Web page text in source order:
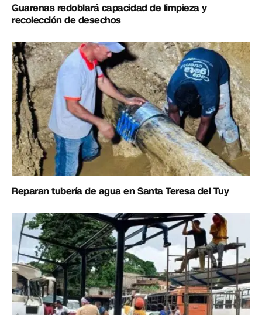
Guarenas redoblará capacidad de limpieza y
recolección de desechos
Reparan tubería de agua en Santa Teresa del Tuy